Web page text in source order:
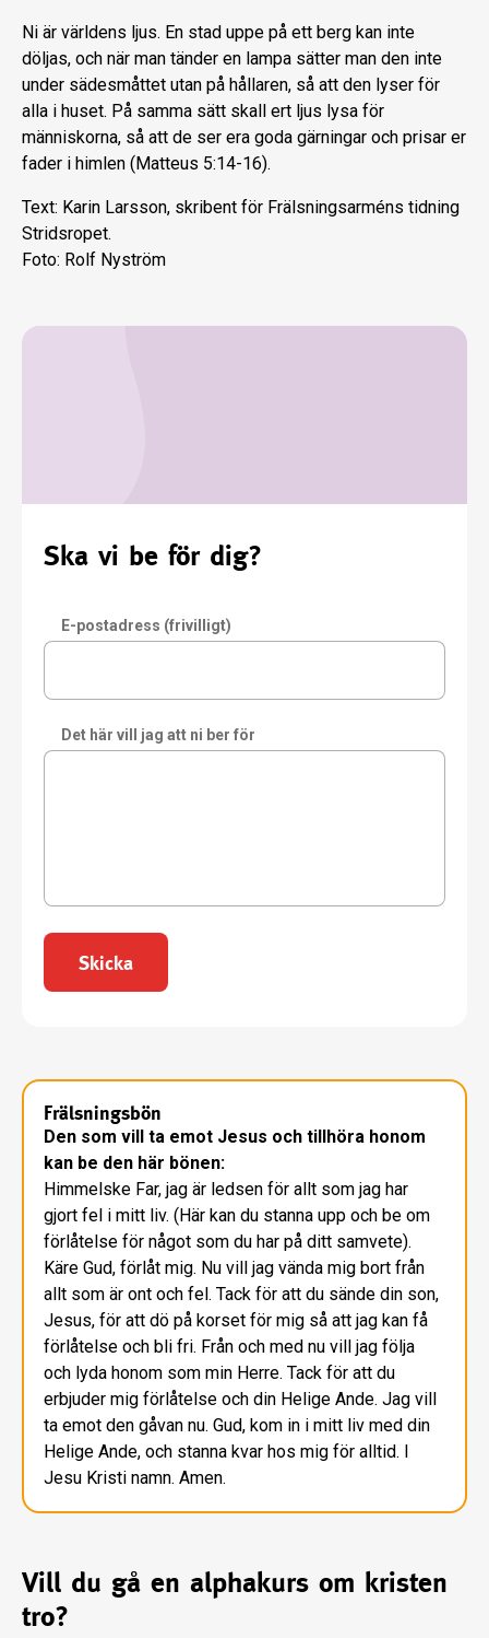
Ni är världens ljus. En stad uppe på ett berg kan inte
döljas, och när man tänder en lampa sätter man den inte
under sädesmåttet utan på hållaren, så att den lyser för
alla i huset. På samma sätt skall ert ljus lysa för
människorna, så att de ser era goda gärningar och prisar er
fader i himlen (Matteus 5:14-16).
Text: Karin Larsson, skribent för Frälsningsarméns tidning
Stridsropet.
Foto: Rolf Nyström
Ska vi be för dig?
E-postadress (frivilligt)
Det här vill jag att ni ber för
Skicka
Frälsningsbön
Den som vill ta emot Jesus och tillhöra honom
kan be den här bönen:
Himmelske Far, jag är ledsen för allt som jag har
gjort fel i mitt liv. (Här kan du stanna upp och be om
förlåtelse för något som du har på ditt samvete).
Käre Gud, förlåt mig. Nu vill jag vända mig bort från
allt som är ont och fel. Tack för att du sände din son,
Jesus, för att dö på korset för mig så att jag kan få
förlåtelse och bli fri. Från och med nu vill jag följa
och lyda honom som min Herre. Tack för att du
erbjuder mig förlåtelse och din Helige Ande. Jag vill
ta emot den gåvan nu. Gud, kom in i mitt liv med din
Helige Ande, och stanna kvar hos mig för alltid. I
Jesu Kristi namn. Amen.
Vill du gå en alphakurs om kristen
tro?